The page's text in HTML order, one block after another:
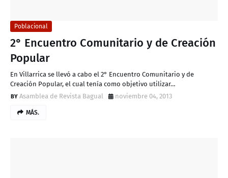
Poblacional
2° Encuentro Comunitario y de Creación
Popular
En Villarrica se llevó a cabo el 2° Encuentro Comunitario y de
Creación Popular, el cual tenía como objetivo utilizar…
Asamblea de Revista Bagual
noviembre 04, 2013
MÁS.